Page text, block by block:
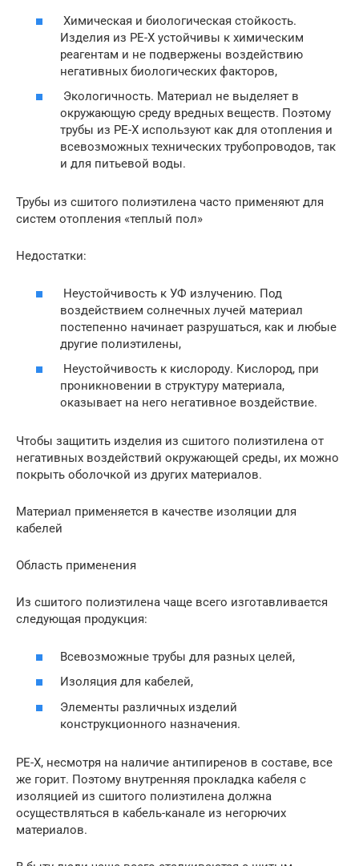
Химическая и биологическая стойкость.
Изделия из PE-X устойчивы к химическим
реагентам и не подвержены воздействию
негативных биологических факторов,
Экологичность. Материал не выделяет в
окружающую среду вредных веществ. Поэтому
трубы из PE-X используют как для отопления и
всевозможных технических трубопроводов, так
и для питьевой воды.
Трубы из сшитого полиэтилена часто применяют для
систем отопления «теплый пол»
Недостатки:
Неустойчивость к УФ излучению. Под
воздействием солнечных лучей материал
постепенно начинает разрушаться, как и любые
другие полиэтилены,
Неустойчивость к кислороду. Кислород, при
проникновении в структуру материала,
оказывает на него негативное воздействие.
Чтобы защитить изделия из сшитого полиэтилена от
негативных воздействий окружающей среды, их можно
покрыть оболочкой из других материалов.
Материал применяется в качестве изоляции для
кабелей
Область применения
Из сшитого полиэтилена чаще всего изготавливается
следующая продукция:
Всевозможные трубы для разных целей,
Изоляция для кабелей,
Элементы различных изделий
конструкционного назначения.
PE-X, несмотря на наличие антипиренов в составе, все
же горит. Поэтому внутренняя прокладка кабеля с
изоляцией из сшитого полиэтилена должна
осуществляться в кабель-канале из негорючих
материалов.